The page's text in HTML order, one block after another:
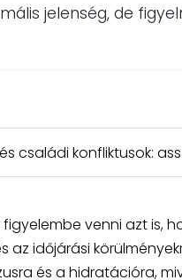
jelenség, de
családi konfliktusok:
venni azt is,
az időjárási
és a hidratációra,